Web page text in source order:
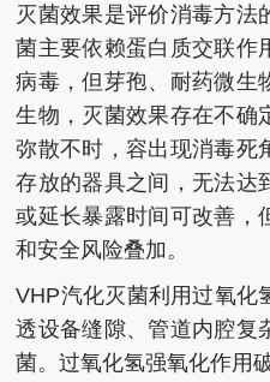
灭菌效果是评价消毒方法
菌主要依赖蛋白质交联作
病毒，但芽孢、耐药微生
生物，灭菌效果存在不确
弥散不时，容出现消毒死
存放的器具之间，无法达
或延长暴露时间可改善，
和安全风险叠加。
VHP汽化灭菌利用过氧化
透设备缝隙、管道内腔复
菌。过氧化氢强氧化作用